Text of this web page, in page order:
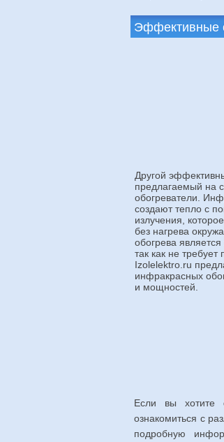
Эффективные
Другой
предлагаемый на
обогреватели.
создают тепло с
излучения,
без нагрева
обогрева
так как не
Izolelektro.ru
инфракрасных
и мощностей.
Если вы хотите
ознакомиться с
подробную